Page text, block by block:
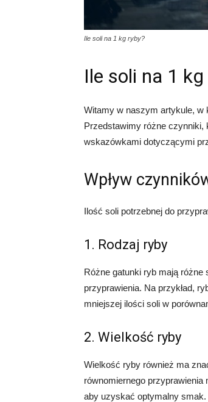
Ile soli na 1 kg ryby?
Ile soli na 1 kg
Witamy w naszym artykule, w
Przedstawimy różne czynniki,
wskazówkami dotyczącymi
Wpływ
Ilość soli potrzebnej do
1. Rodzaj ryby
Różne gatunki ryb mają różne
przyprawienia. Na przykład,
mniejszej ilości soli w
2. Wielkość ryby
Wielkość ryby również ma
równomiernego
aby uzyskać optymalny smak.